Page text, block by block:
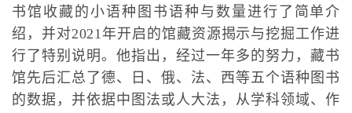
书馆收藏的小语种图书语种与数量进行了简单介
绍，并对2021年开启的馆藏资源揭示与挖掘工作进
行了特别说明。他指出，经过一年多的努力，藏书
馆先后汇总了德、日、俄、法、西等五个语种图书
的数据，并依据中图法或人大法，从学科领域、作